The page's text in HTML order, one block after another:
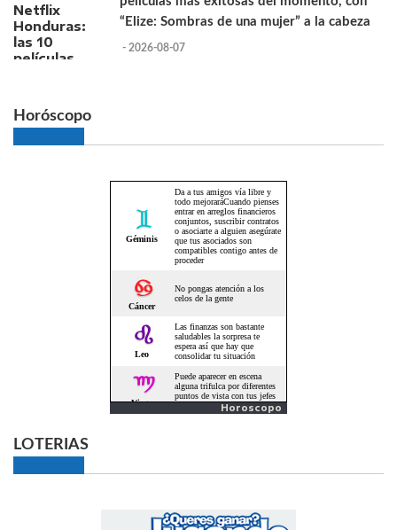
“Elize: Sombras de una mujer” a la cabeza
- 2026-08-07
Horóscopo
Horoscopo
LOTERIAS